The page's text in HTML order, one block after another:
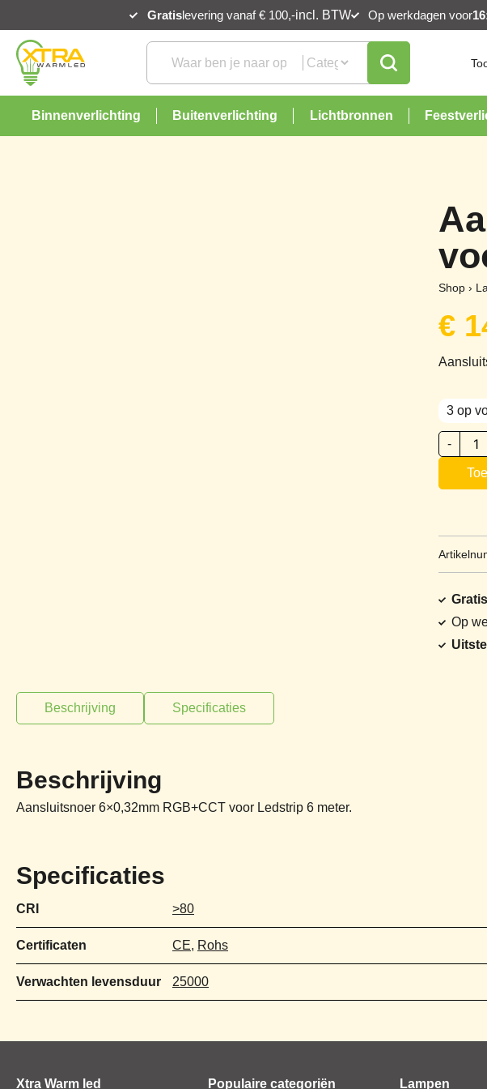
Gratislevering vanaf € 100,-incl. BTW Op werkdagen voor
Binnenverlichting Buitenverlichting Lichtbronnen
Shop›
€
3 op
-
Gratis
Op
Beschrijving Specificaties
Beschrijving
Aansluitsnoer 6×0,32mm RGB+CCT voor Ledstrip 6 meter.
Specificaties
CRI >80
Certificaten CE, Rohs
Verwachten levensduur 25000
Xtra Warm led Populaire categoriën Lampen